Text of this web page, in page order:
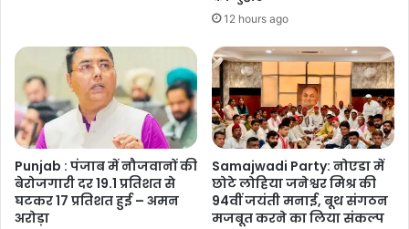
12 hours ago
Punjab : पंजाब में नौजवानों की
बेरोजगारी दर 19.1 प्रतिशत से
घटकर 17 प्रतिशत हुई – अमन
अरोड़ा
Samajwadi Party: नोएडा में
छोटे लोहिया जनेश्वर मिश्र की
94वीं जयंती मनाई, बूथ संगठन
मजबूत करने का लिया संकल्प